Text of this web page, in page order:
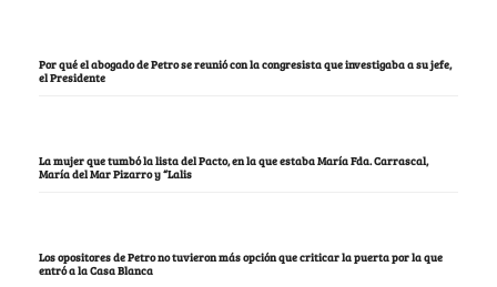
Por qué el abogado de Petro se reunió con la congresista que investigaba a su jefe,
el Presidente
La mujer que tumbó la lista del Pacto, en la que estaba María Fda. Carrascal,
María del Mar Pizarro y “Lalis
Los opositores de Petro no tuvieron más opción que criticar la puerta por la que
entró a la Casa Blanca